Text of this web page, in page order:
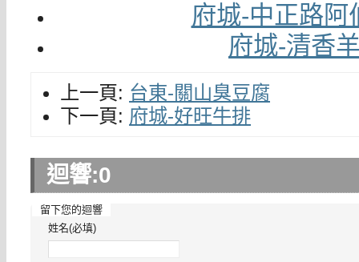
府城-中正路阿
府城-清香
上一頁: 台東-關山臭豆腐
下一頁: 府城-好旺牛排
迴響:0
留下您的迴響
姓名(必填)